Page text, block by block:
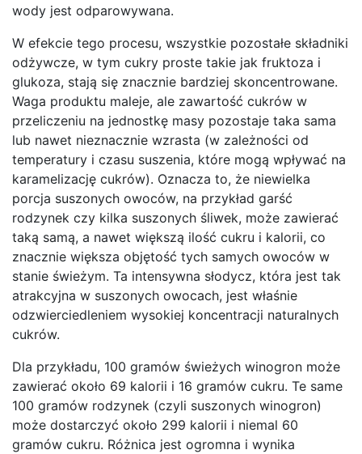
wody jest odparowywana.
W efekcie tego procesu, wszystkie pozostałe składniki
odżywcze, w tym cukry proste takie jak fruktoza i
glukoza, stają się znacznie bardziej skoncentrowane.
Waga produktu maleje, ale zawartość cukrów w
przeliczeniu na jednostkę masy pozostaje taka sama
lub nawet nieznacznie wzrasta (w zależności od
temperatury i czasu suszenia, które mogą wpływać na
karamelizację cukrów). Oznacza to, że niewielka
porcja suszonych owoców, na przykład garść
rodzynek czy kilka suszonych śliwek, może zawierać
taką samą, a nawet większą ilość cukru i kalorii, co
znacznie większa objętość tych samych owoców w
stanie świeżym. Ta intensywna słodycz, która jest tak
atrakcyjna w suszonych owocach, jest właśnie
odzwierciedleniem wysokiej koncentracji naturalnych
cukrów.
Dla przykładu, 100 gramów świeżych winogron może
zawierać około 69 kalorii i 16 gramów cukru. Te same
100 gramów rodzynek (czyli suszonych winogron)
może dostarczyć około 299 kalorii i niemal 60
gramów cukru. Różnica jest ogromna i wynika